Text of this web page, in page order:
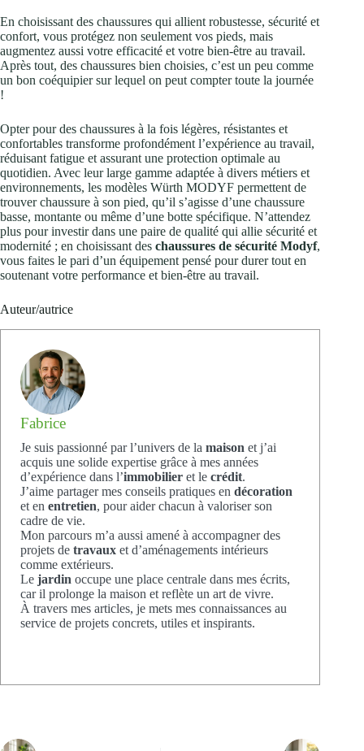
En choisissant des chaussures qui allient robustesse, sécurité et
confort, vous protégez non seulement vos pieds, mais
augmentez aussi votre efficacité et votre bien-être au travail.
Après tout, des chaussures bien choisies, c’est un peu comme
un bon coéquipier sur lequel on peut compter toute la journée
!
Opter pour des chaussures à la fois légères, résistantes et
confortables transforme profondément l’expérience au travail,
réduisant fatigue et assurant une protection optimale au
quotidien. Avec leur large gamme adaptée à divers métiers et
environnements, les modèles Würth MODYF permettent de
trouver chaussure à son pied, qu’il s’agisse d’une chaussure
basse, montante ou même d’une botte spécifique. N’attendez
plus pour investir dans une paire de qualité qui allie sécurité et
modernité ; en choisissant des chaussures de sécurité Modyf,
vous faites le pari d’un équipement pensé pour durer tout en
soutenant votre performance et bien-être au travail.
Auteur/autrice
Fabrice
Je suis passionné par l’univers de la maison et j’ai
acquis une solide expertise grâce à mes années
d’expérience dans l’immobilier et le crédit.
J’aime partager mes conseils pratiques en décoration
et en entretien, pour aider chacun à valoriser son
cadre de vie.
Mon parcours m’a aussi amené à accompagner des
projets de travaux et d’aménagements intérieurs
comme extérieurs.
Le jardin occupe une place centrale dans mes écrits,
car il prolonge la maison et reflète un art de vivre.
À travers mes articles, je mets mes connaissances au
service de projets concrets, utiles et inspirants.